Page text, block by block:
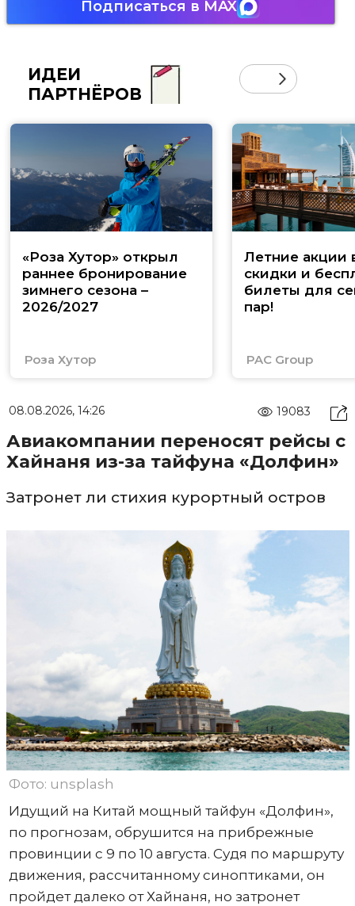
Подписаться в MAX
ИДЕИ
ПАРТНЁРОВ
«Роза Хутор» открыл
раннее бронирование
зимнего сезона –
2026/2027
Роза Хутор
Летние акции
скидки и
билеты для
пар!
PAC Group
08.08.2026, 14:26 19083
Авиакомпании переносят рейсы с
Хайнаня из-за тайфуна «Долфин»
Затронет ли стихия курортный остров
Фото: unsplash
Идущий на Китай мощный тайфун «Долфин»,
по прогнозам, обрушится на прибрежные
провинции с 9 по 10 августа. Судя по маршруту
движения, рассчитанному синоптиками, он
пройдет далеко от Хайнаня, но затронет